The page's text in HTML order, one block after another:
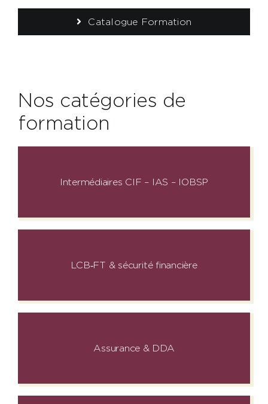
Catalogue Formation
Nos catégories de
formation
Intermédiaires CIF – IAS – IOBSP
LCB‑FT & sécurité financière
Assurance & DDA